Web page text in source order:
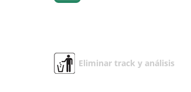
Eliminar track y análisis